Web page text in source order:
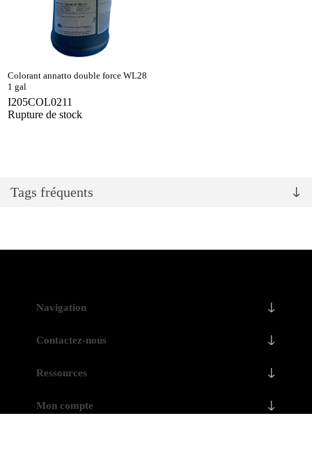
Tags fréquents
Colorant annatto double force WL28
1 gal
I205COL0211
Rupture de stock
Navigation
Contactez-nous
Ressources
Mon compte